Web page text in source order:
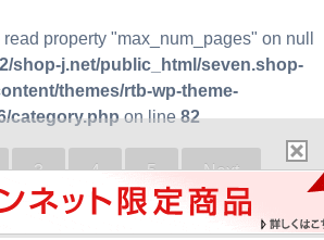
read property "max_num_pages" on null
shop-j.net/public_html/seven.shop-
themes/rtb-wp-theme-
category.phpon line82
3 4 5 Next